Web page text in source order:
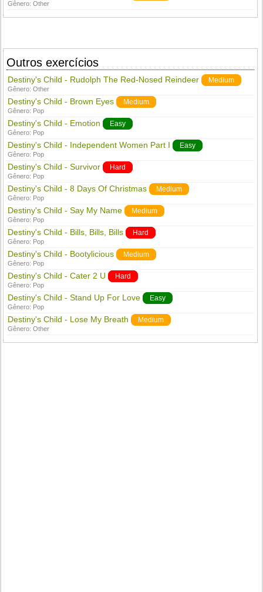
Gênero:Other
Outros exercícios
Destiny's Child - Rudolph The Red-Nosed Reindeer Medium
Gênero:Other
Destiny's Child - Brown Eyes Medium
Gênero: Pop
Destiny's Child - Emotion Easy
Gênero: Pop
Destiny's Child - Independent Women Part I Easy
Gênero: Pop
Destiny's Child - Survivor Hard
Gênero: Pop
Destiny's Child - 8 Days Of Christmas Medium
Gênero: Pop
Destiny's Child - Say My Name Medium
Gênero: Pop
Destiny's Child - Bills, Bills, Bills Hard
Gênero: Pop
Destiny's Child - Bootylicious Medium
Gênero: Pop
Destiny's Child - Cater 2 U Hard
Gênero: Pop
Destiny's Child - Stand Up For Love Easy
Gênero: Pop
Destiny's Child - Lose My Breath Medium
Gênero:Other